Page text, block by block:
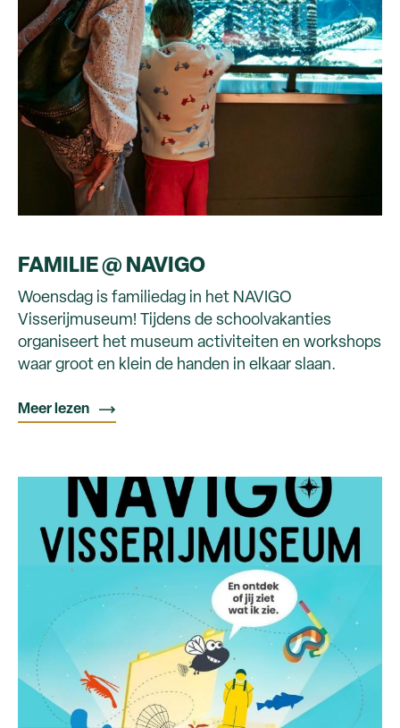
FAMILIE @ NAVIGO
Woensdag is familiedag in het NAVIGO
Visserijmuseum! Tijdens de schoolvakanties
organiseert het museum activiteiten en workshops
waar groot en klein de handen in elkaar slaan.
Meer lezen